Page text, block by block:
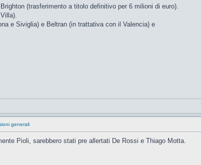
(trasferimento a titolo definitivo per 6 milioni di euro).
e Siviglia) e Beltran (in trattativa con il Valencia) e
generali
Pioli, sarebbero stati pre allertati De Rossi e Thiago Motta.